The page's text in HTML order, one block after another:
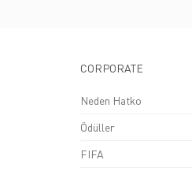
CORPORATE
Neden Hatko
Ödüller
FIFA